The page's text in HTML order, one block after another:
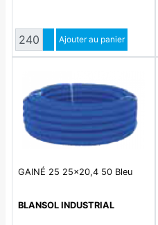
QuantitéAugmenter quantité
Diminuer quantité
Ajouter au panier
GAINÉ 25 25x20,4 50 Bleu
BLANSOL INDUSTRIAL